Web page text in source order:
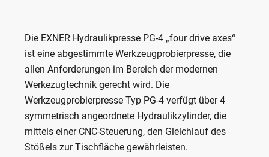
Die EXNER Hydraulikpresse PG-4 „four drive axes“
ist eine abgestimmte Werkzeugprobierpresse, die
allen Anforderungen im Bereich der modernen
Werkezugtechnik gerecht wird. Die
Werkzeugprobierpresse Typ PG-4 verfügt über 4
symmetrisch angeordnete Hydraulikzylinder, die
mittels einer CNC-Steuerung, den Gleichlauf des
Stößels zur Tischfläche gewährleisten.